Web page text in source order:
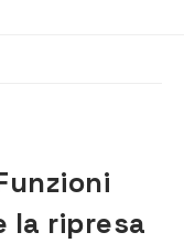
la ripresa